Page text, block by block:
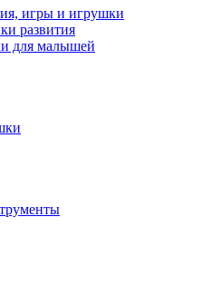
игры и игрушки
развития
для малышей